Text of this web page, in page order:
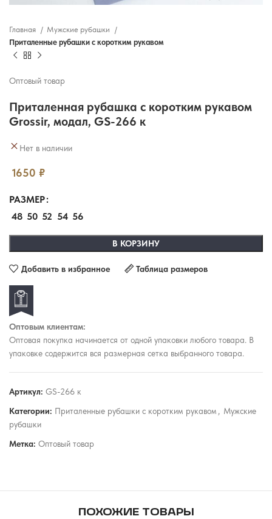
Главная
Мужские рубашки
Приталенные рубашки с коротким рукавом
Оптовый товар
Приталенная рубашка с коротким рукавом
Grossir, модал, GS-266 к
Нет в наличии
1650 ₽
РАЗМЕР
48 50 52 54 56
В КОРЗИНУ
Добавить в избранное Таблица размеров
Оптовым клиентам:
Оптовая покупка начинается от одной упаковки любого товара. В
упаковке содержится вся размерная сетка выбранного товара.
Артикул: GS-266 к
Категории: Приталенные рубашки с коротким рукавом , Мужские
рубашки
Метка: Оптовый товар
ПОХОЖИЕ ТОВАРЫ